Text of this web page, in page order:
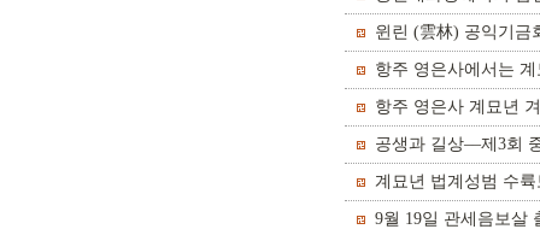
윈린 (雲林) 공익기금
항주 영은사에서는
항주 영은사 계묘년
공생과 길상––제3회
계묘년 법계성범 수
9월 19일 관세음보살